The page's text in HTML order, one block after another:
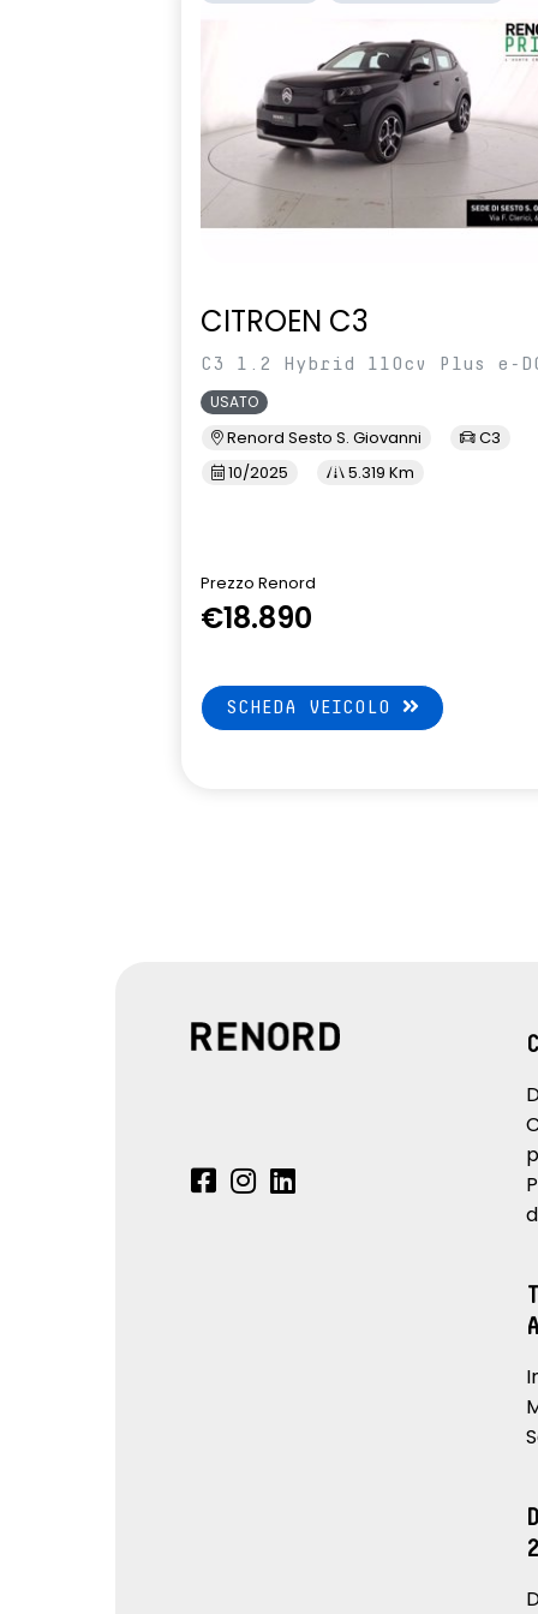
Paraurti
cromati
Presa anteriore e posteriore 12V
Privacy glass
Retrovisore interno
fotocromatico
Retrovisori
di direzione
Black&Light Grey con tasca
posteriore in rete
Sistema elettronico di controllo
della stabilità (ESP)
Sistema
da 7"
CITROEN C3
C3 1.2 Hybrid 110cv Plus e-
USATO
Renord Sesto S. Giovanni
C3
10/2025
5.319 Km
Prezzo Renord
€18.890
SCHEDA VEICOLO